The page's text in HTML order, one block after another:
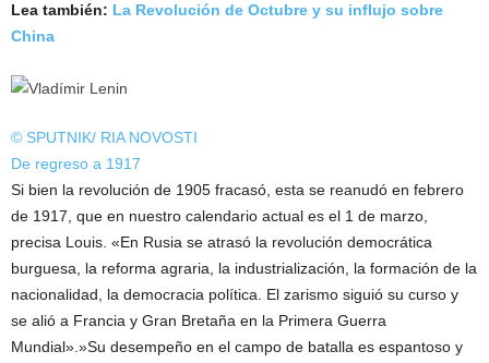
Lea también: La Revolución de Octubre y su influjo sobre
China
© SPUTNIK/ RIA NOVOSTI
De regreso a 1917
Si bien la revolución de 1905 fracasó, esta se reanudó en febrero
de 1917, que en nuestro calendario actual es el 1 de marzo,
precisa Louis. «En Rusia se atrasó la revolución democrática
burguesa, la reforma agraria, la industrialización, la formación de la
nacionalidad, la democracia política. El zarismo siguió su curso y
se alió a Francia y Gran Bretaña en la Primera Guerra
Mundial».»Su desempeño en el campo de batalla es espantoso y